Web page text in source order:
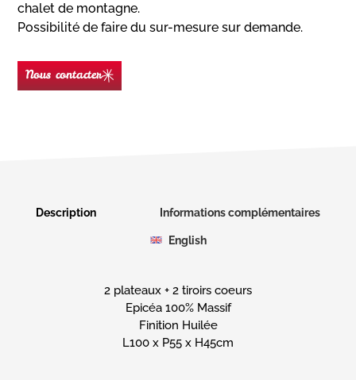
chalet de montagne.
Possibilité de faire du sur-mesure sur demande.
Nous contacter
Description Informations complémentaires
English
2 plateaux + 2 tiroirs coeurs
Epicéa 100% Massif
Finition Huilée
L100 x P55 x H45cm